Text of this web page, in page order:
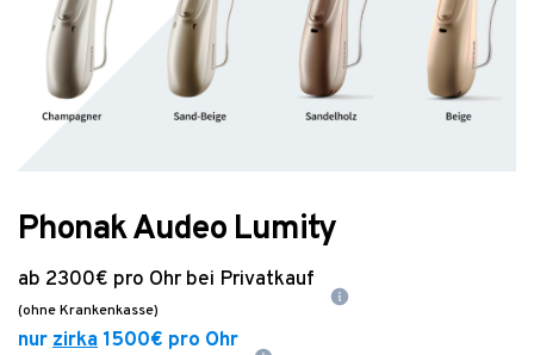
Phonak Audeo Lumity
ab 2300€ pro Ohr bei Privatkauf
(ohne Krankenkasse)
nurzirka 1500€ pro Ohr